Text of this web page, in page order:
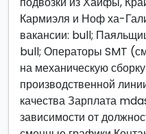
Кармиэля и Ноф ха-
вакансии: bull;
bull; Операторы SMT
на механическую
производственной
качества Зарплата
зависимости от